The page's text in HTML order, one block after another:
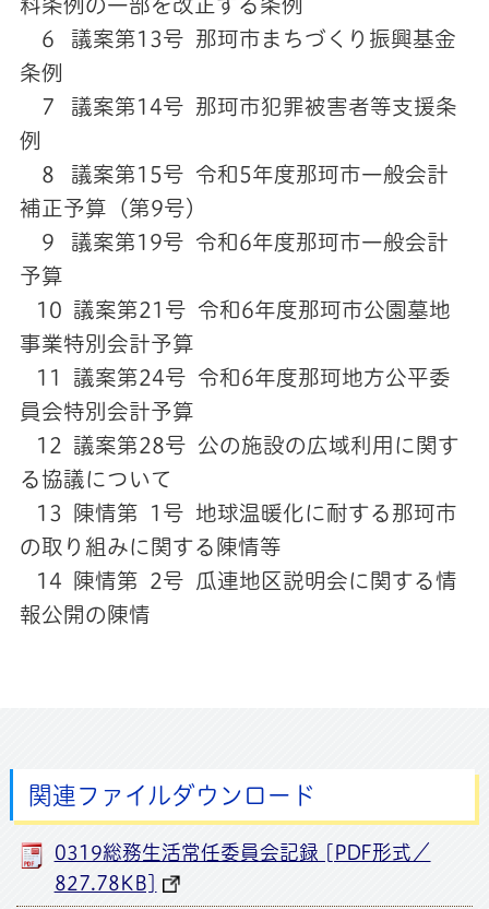
料条例の一部を改正する条例
6 議案第13号 那珂市まちづくり振興基金
条例
7 議案第14号 那珂市犯罪被害者等支援条
例
8 議案第15号 令和5年度那珂市一般会計
補正予算（第9号）
9 議案第19号 令和6年度那珂市一般会計
予算
10 議案第21号 令和6年度那珂市公園墓地
事業特別会計予算
11 議案第24号 令和6年度那珂地方公平委
員会特別会計予算
12 議案第28号 公の施設の広域利用に関す
る協議について
13 陳情第 1号 地球温暖化に耐する那珂市
の取り組みに関する陳情等
14 陳情第 2号 瓜連地区説明会に関する情
報公開の陳情
関連ファイルダウンロード
0319総務生活常任委員会記録 [PDF形式／
827.78KB]